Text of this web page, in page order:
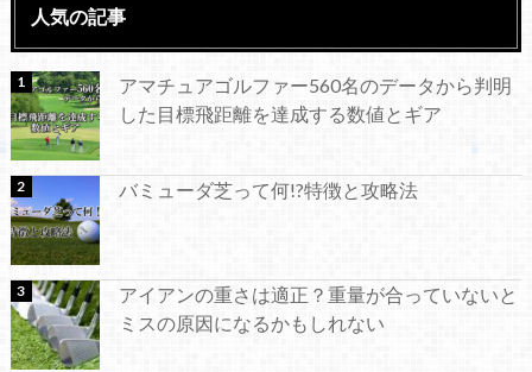
人気の記事
アマチュアゴルファー560名のデータから判明
した目標飛距離を達成する数値とギア
バミューダ芝って何!?特徴と攻略法
アイアンの重さは適正？重量が合っていないと
ミスの原因になるかもしれない